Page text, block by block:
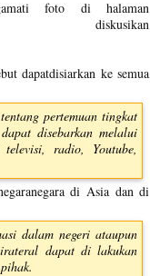
foto di halaman
diskusikan
dapatdisiarkan ke semua
pertemuan tingkat
disebarkan melalui
radio, Youtube,
di Asia dan di
dalam negeri ataupun
dapat di lakukan